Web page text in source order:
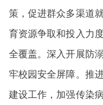
策，促进群众多渠道
育资源争取和投入力
全覆盖。深入开展防
牢校园安全屏障。推
建设工作，加强传染